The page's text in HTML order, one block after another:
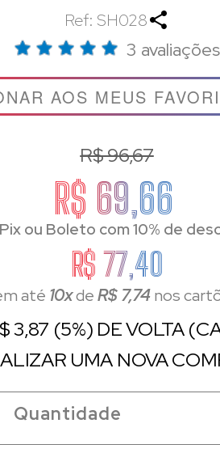
Ref: SH028
3 avaliações
AOS MEUS
R$ 96,67
R$ 69,66
ou Boleto com 10% de
R$ 77,40
até 10xdeR$ 7,74nos
3,87 (5%) DE VOLTA
UMA NOVA
Quantidade